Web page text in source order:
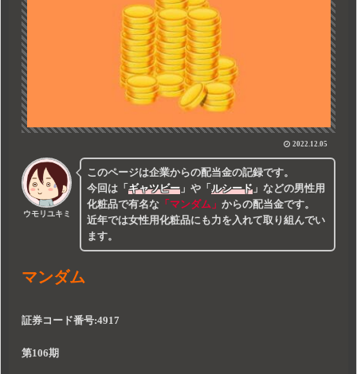
2022.12.05
ウモリユキミ
このページは企業からの配当金の記録です。
今回は 「ギャツビー 」や 「ルシード 」などの男性用
化粧品で有名な 「マンダム」からの配当金です。
近年では女性用化粧品にも力を入れて取り組んでい
ます。
マンダム
証券コード番号:4917
第106期